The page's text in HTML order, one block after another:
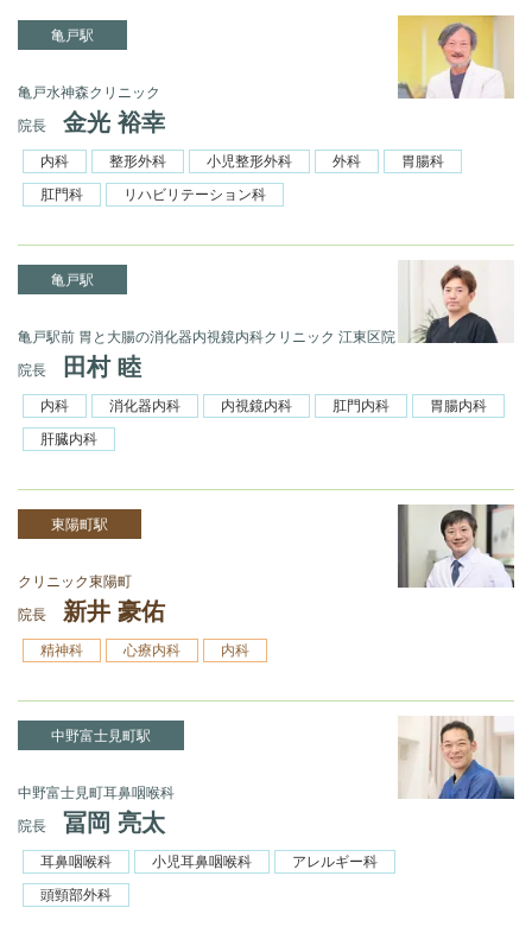
亀戸駅
亀戸水神森クリニック
院長
金光 裕幸
内科 整形外科 小児整形外科 外科
胃腸科
肛門科
リハビリテーション科
亀戸駅
亀戸駅前 胃と⼤腸の消化器内視鏡内科クリニック 江東区院
院⻑
田村 睦
内科 消化器内科 内視鏡内科 肛門内科
胃腸内科
肝臓内科
東陽町駅
クリニック東陽町
院長
新井 豪佑
精神科 心療内科 内科
中野富士見町駅
中野富士見町耳鼻咽喉科
院長
冨岡 亮太
耳鼻咽喉科 小児耳鼻咽喉科
アレルギー科
頭頸部外科